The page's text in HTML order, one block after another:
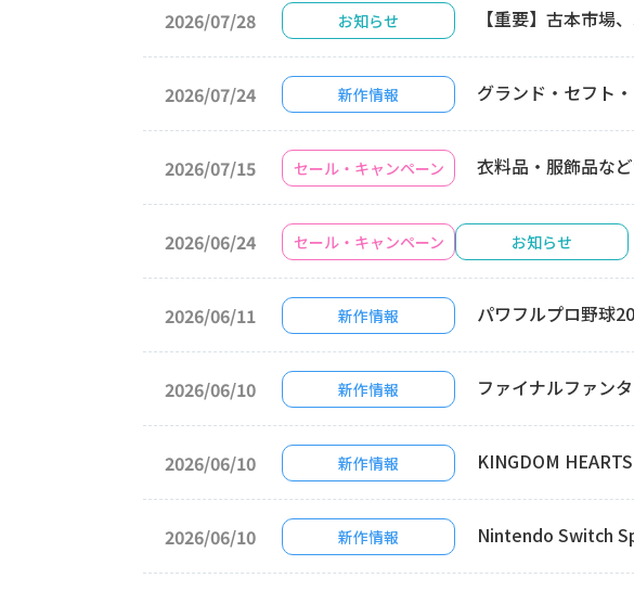
2026/07/28 お知らせ 【重要】古本市場
2026/07/24 新作情報 グランド・セフト
2026/07/15 セール・キャンペーン 衣料品・服飾品な
2026/06/24 セール・キャンペーン お知らせ
2026/06/11 新作情報 パワフルプロ野球
2026/06/10 新作情報 ファイナルファン
2026/06/10 新作情報 KINGDOM
2026/06/10 新作情報 Nintendo Switch